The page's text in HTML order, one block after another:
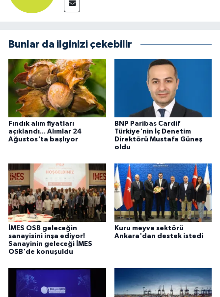
Bunlar da ilginizi çekebilir
Fındık alım fiyatları
açıklandı... Alımlar 24
Ağustos'ta başlıyor
BNP Paribas Cardif
Türkiye'nin İç Denetim
Direktörü Mustafa Güneş
oldu
İMES OSB geleceğin
sanayisini inşa ediyor!
Sanayinin geleceği İMES
OSB'de konuşuldu
Kuru meyve sektörü
Ankara'dan destek istedi